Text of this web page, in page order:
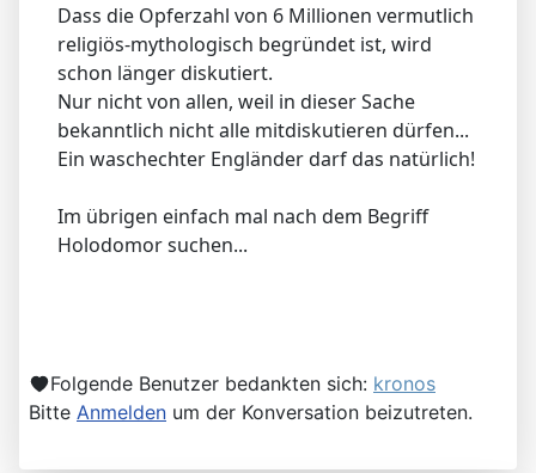
Dass die Opferzahl von 6 Millionen vermutlich
religiös-mythologisch begründet ist, wird
schon länger diskutiert.
Nur nicht von allen, weil in dieser Sache
bekanntlich nicht alle mitdiskutieren dürfen...
Ein waschechter Engländer darf das natürlich!
Im übrigen einfach mal nach dem Begriff
Holodomor suchen...
Folgende Benutzer bedankten sich: kronos
Bitte Anmelden um der Konversation beizutreten.